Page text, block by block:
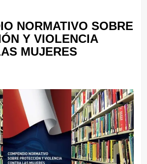
NORMATIVO SOBRE
Y VIOLENCIA
MUJERES